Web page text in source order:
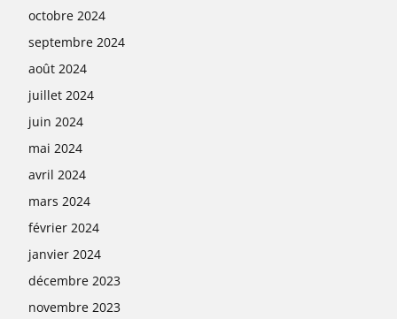
octobre 2024
septembre 2024
août 2024
juillet 2024
juin 2024
mai 2024
avril 2024
mars 2024
février 2024
janvier 2024
décembre 2023
novembre 2023